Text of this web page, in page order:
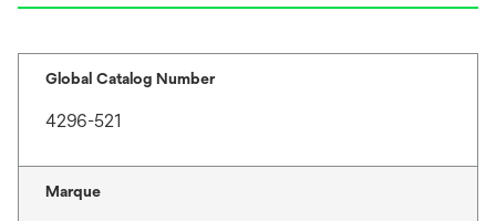
Global Catalog Number
4296-521
Marque